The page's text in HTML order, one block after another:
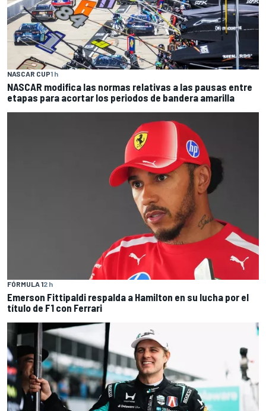
NASCAR CUP1 h
NASCAR modifica las normas relativas a las pausas entre
etapas para acortar los periodos de bandera amarilla
FÓRMULA 12 h
Emerson Fittipaldi respalda a Hamilton en su lucha por el
título de F1 con Ferrari